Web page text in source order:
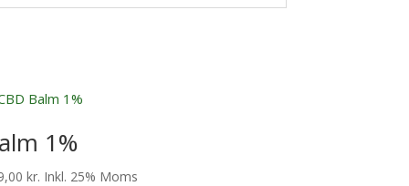
1%
kr. Inkl. 25% Moms